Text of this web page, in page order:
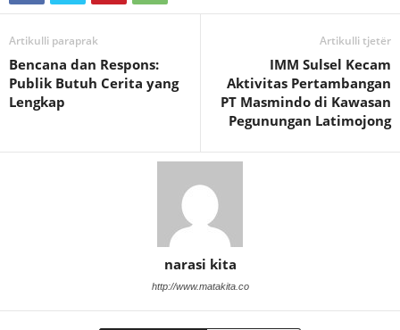
Artikulli paraprak
Bencana dan Respons:
Publik Butuh Cerita yang
Lengkap
Artikulli tjetër
IMM Sulsel Kecam
Aktivitas Pertambangan
PT Masmindo di Kawasan
Pegunungan Latimojong
narasi kita
http://www.matakita.co